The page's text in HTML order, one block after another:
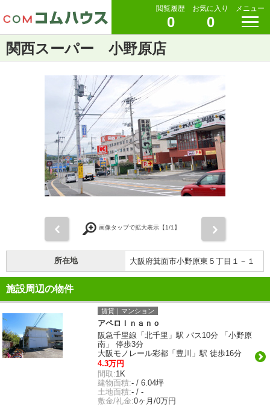
閲覧履歴
0
お気に入り
0
メニュー
関西スーパー 小野原店
画像タップで拡大表示【1/1】
所在地 大阪府箕面市小野原東５丁目１－１
施設周辺の物件
賃貸｜マンション
アペロＩｎａｎｏ
阪急千里線「北千里」駅 バス10分 「小野原
南」 停歩3分
大阪モノレール彩都「豊川」駅 徒歩16分
4.3万円
間取:1K
建物面積:- / 6.04坪
土地面積:- / -
敷金/礼金:0ヶ月/0万円